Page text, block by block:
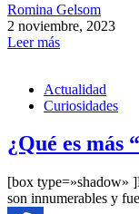
Romina Gelsom
2 noviembre, 2023
Leer más
Actualidad
Curiosidades
¿Qué es
[box type=»shadow»
son innumerables y